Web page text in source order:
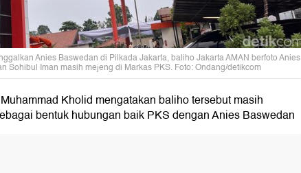
Anies Baswedan di Pilkada Jakarta, baliho Jakarta AMAN berfoto Anies
Sohibul Iman masih mejeng di Markas PKS. Foto: Ondang/detikcom
Kholid mengatakan baliho tersebut masih
bentuk hubungan baik PKS dengan Anies Baswedan